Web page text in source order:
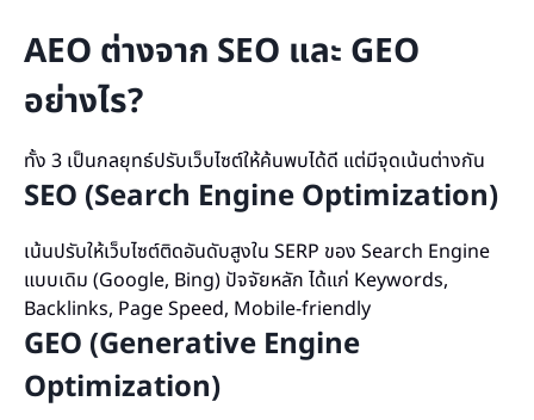
AEO ต่างจาก SEO และ GEO
อย่างไร?
ทั้ง 3 เป็นกลยุทธ์ปรับเว็บไซต์ให้ค้นพบได้ดี แต่มีจุดเน้นต่างกัน
SEO (Search Engine Optimization)
เน้นปรับให้เว็บไซต์ติดอันดับสูงใน SERP ของ Search Engine
แบบเดิม (Google, Bing) ปัจจัยหลัก ได้แก่ Keywords,
Backlinks, Page Speed, Mobile-friendly
GEO (Generative Engine
Optimization)